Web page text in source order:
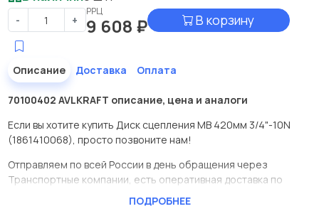
- +
РРЦ
9 608 ₽ В корзину
Описание Доставка Оплата
70100402 AVLKRAFT описание, цена и аналоги
Если вы хотите купить Диск сцепления МВ 420мм 3/4"-10N
(1861410068), просто позвоните нам!
Отправляем по всей России в день обращения через
Транспортные компании, есть оперативная доставка по
ПОДРОБНЕЕ